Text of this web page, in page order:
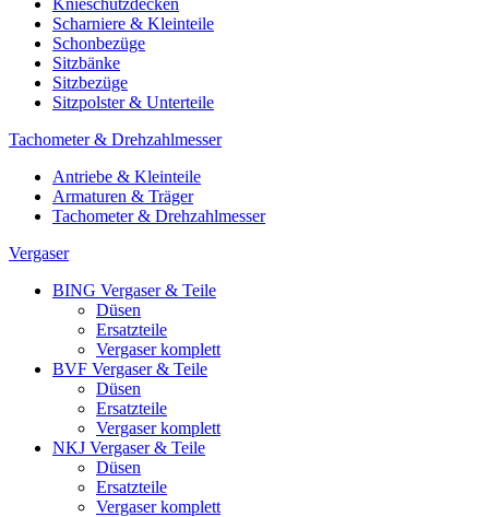
Knieschutzdecken
Scharniere & Kleinteile
Schonbezüge
Sitzbänke
Sitzbezüge
Sitzpolster & Unterteile
Tachometer & Drehzahlmesser
Antriebe & Kleinteile
Armaturen & Träger
Tachometer & Drehzahlmesser
Vergaser
BING Vergaser & Teile
Düsen
Ersatzteile
Vergaser komplett
BVF Vergaser & Teile
Düsen
Ersatzteile
Vergaser komplett
NKJ Vergaser & Teile
Düsen
Ersatzteile
Vergaser komplett